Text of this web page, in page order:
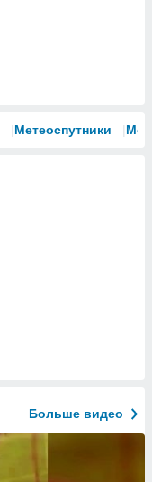
Метеоспутники
Больше видео